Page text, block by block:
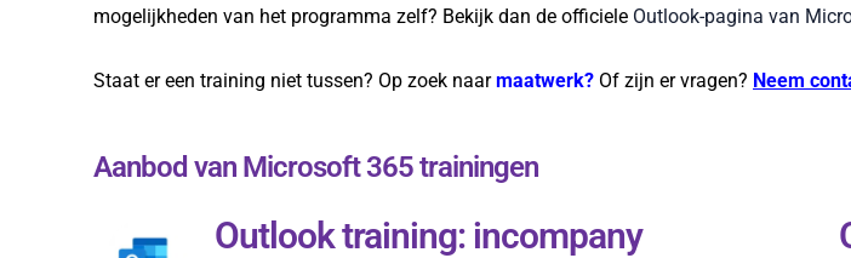
mogelijkheden van het programma zelf? Bekijk dan de officiele Outlook-pagina van
Staat er een training niet tussen? Op zoek naarmaatwerk? Of zijn er vragen? Neem
Aanbod van Microsoft 365 trainingen
Outlook training: incompany